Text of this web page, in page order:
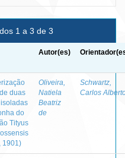
1 a 3 de 3
Autor(es)
duas
do
Tityus
1901)
Oliveira,
Natiela
Beatriz
de
Schwartz,
Carlos